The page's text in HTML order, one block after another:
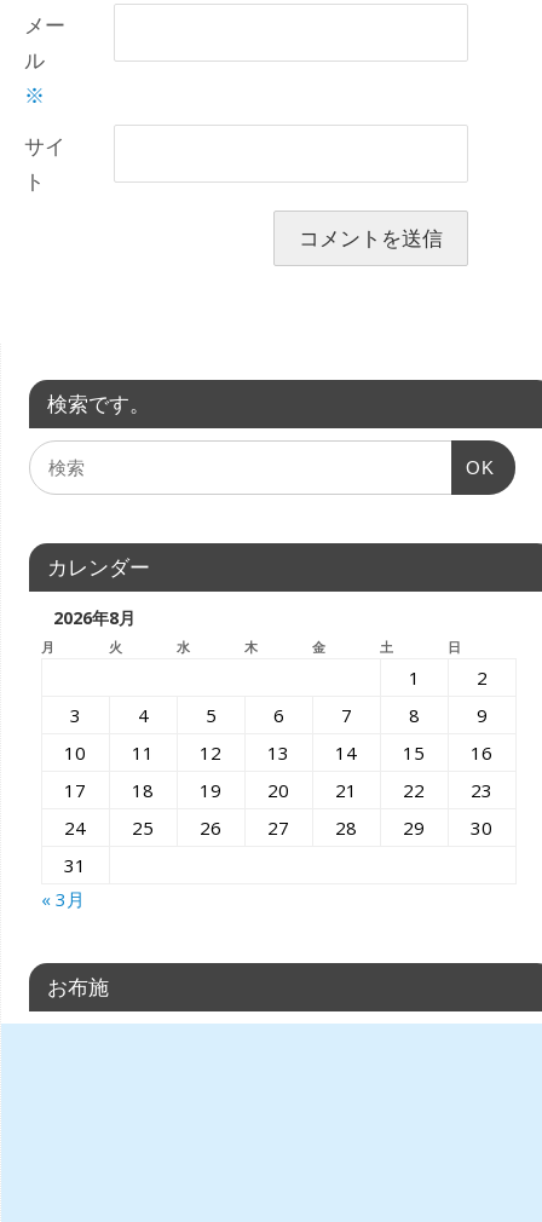
メー
ル
※
サイ
ト
検索です。
OK
カレンダー
2026年8月
月 火 水 木 金 土 日
1
2
3
4 5 6 7 8
9
10
11 12 13 14 15
16
17
18 19 20 21 22
23
24
25 26 27 28 29
30
31
« 3月
お布施